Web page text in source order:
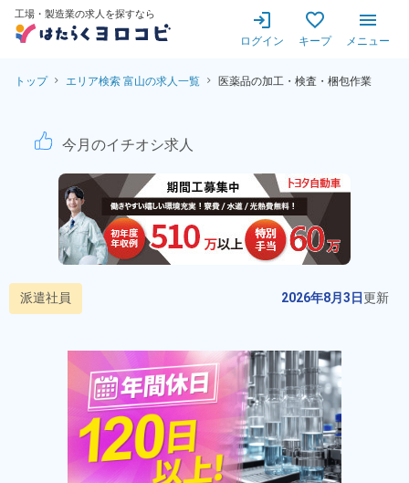
工場・製造業の求人を探すなら
ログイン キープ メニュー
トップ エリア検索 富山の求人一覧 医薬品の加工・検査・梱包作業
医薬品の加工・検査・梱包
今月のイチオシ求人
派遣社員 2026年8月3日更新